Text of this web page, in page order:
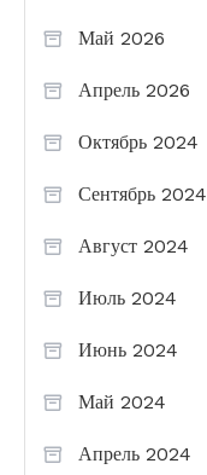
Май 2026
Апрель 2026
Октябрь 2024
Сентябрь 2024
Август 2024
Июль 2024
Июнь 2024
Май 2024
Апрель 2024